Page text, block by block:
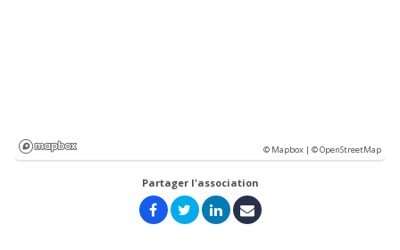
© Mapbox |© OpenStreetMap
Partager l'association